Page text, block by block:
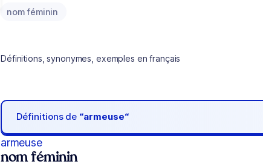
nom féminin
Définitions, synonymes, exemples en français
Définitions de “armeuse“
armeuse
nom féminin